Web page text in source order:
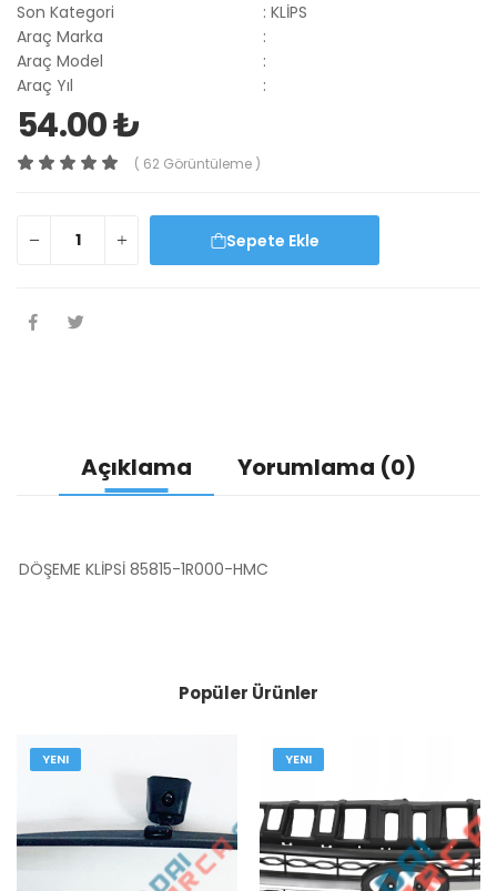
Son Kategori
: KLİPS
Araç Marka
:
Araç Model
:
Araç Yıl
:
54.00 ₺
( 62 Görüntüleme )
Sepete Ekle
Açıklama Yorumlama (0)
DÖŞEME KLİPSİ 85815-1R000-HMC
Popüler Ürünler
YENI YENI